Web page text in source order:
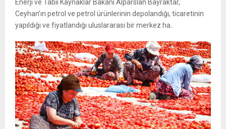
Enerji ve Tabii Kaynaklar Bakanı Alparslan Bayraktar,
Ceyhan’ın petrol ve petrol ürünlerinin depolandığı, ticaretinin
yapıldığı ve fiyatlandığı uluslararası bir merkez ha..